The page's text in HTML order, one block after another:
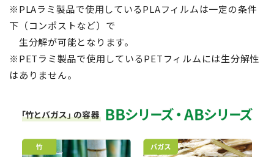
※PLAラミ製品で使用しているPLAフィルムは一定の条件
下（コンポストなど）で
生分解が可能となります。
※PETラミ製品で使用しているPETフィルムには生分解性
はありません。